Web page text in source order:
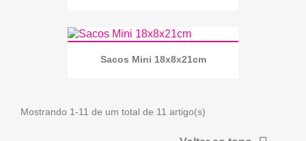
Sacos Mini 18x8x21cm
Mostrando 1-11 de um total de 11 artigo(s)